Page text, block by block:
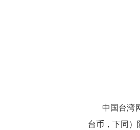
中国台湾
台币，下同